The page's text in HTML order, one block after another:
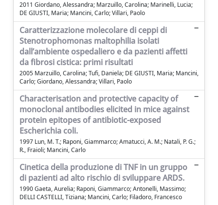
2011 Giordano, Alessandra; Marzuillo, Carolina; Marinelli, Lucia;
DE GIUSTI, Maria; Mancini, Carlo; Villari, Paolo
Caratterizzazione molecolare di ceppi di
Stenotrophomonas maltophilia isolati
dall’ambiente ospedaliero e da pazienti affetti
da fibrosi cistica: primi risultati
2005 Marzuillo, Carolina; Tufi, Daniela; DE GIUSTI, Maria; Mancini,
Carlo; Giordano, Alessandra; Villari, Paolo
Characterisation and protective capacity of
monoclonal antibodies elicited in mice against
protein epitopes of antibiotic-exposed
Escherichia coli.
1997 Lun, M. T.; Raponi, Giammarco; Amatucci, A. M.; Natali, P. G.;
R., Fraioli; Mancini, Carlo
Cinetica della produzione di TNF in un gruppo
di pazienti ad alto rischio di sviluppare ARDS.
1990 Gaeta, Aurelia; Raponi, Giammarco; Antonelli, Massimo;
DELLI CASTELLI, Tiziana; Mancini, Carlo; Filadoro, Francesco